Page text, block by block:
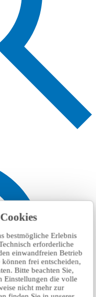
bestmögliche Erlebnis
erforderliche
einwandfreien Betrieb
können frei entscheiden,
Bitte beachten Sie,
Einstellungen die volle
nicht mehr zur